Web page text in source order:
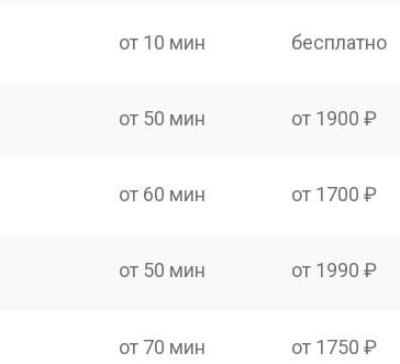
от 10 мин бесплатно
от 50 мин от 1900 ₽
от 60 мин от 1700 ₽
от 50 мин от 1990 ₽
от 70 мин от 1750 ₽